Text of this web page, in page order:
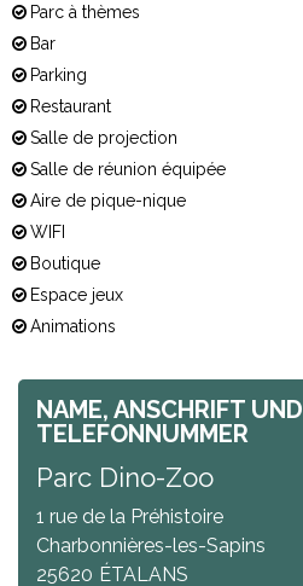
Parc à thèmes
Bar
Parking
Restaurant
Salle de projection
Salle de réunion équipée
Aire de pique-nique
WIFI
Boutique
Espace jeux
Animations
NAME, ANSCHRIFT UND
TELEFONNUMMER
Parc Dino-Zoo
1 rue de la Préhistoire
Charbonnières-les-Sapins
25620 ÉTALANS